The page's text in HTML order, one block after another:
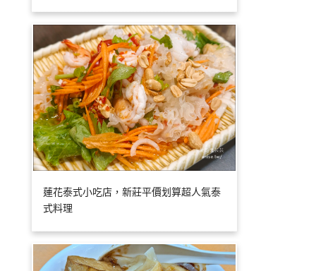
蓮花泰式小吃店，新莊平價划算超人氣泰
式料理